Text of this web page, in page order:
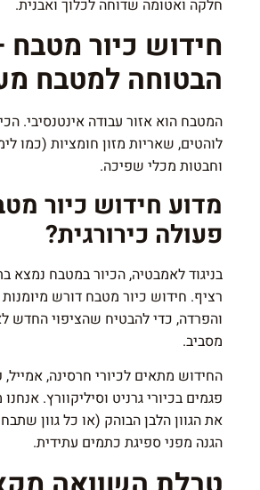
חלקה ואטומה שדוחה לכלוך ואבנית.
חידוש כיור
הבטוחה למטבח
המטבח הוא אזור עבודה אינטנסיבי.
לוהטים, שאריות מזון חומציות (כמו
וחבטות מכלי שפיכה.
מדוע חידוש כיור
פעולה כירורגית?
בניגוד לאמבטיה, הכיור במטבח נמצא
רציף. חידוש כיור מטבח דורש
והפרדה, כדי להבטיח שהציפוי החדש
מסביב.
החידוש מתאים לכיורי חרסינה, אמייל,
פגמים בכיורי גרניט וסיליקוורץ. אנחנו
את הגוון הלבן הבוהק (או כל גוון
הגנה מפני ספיגת כתמים עתידית.